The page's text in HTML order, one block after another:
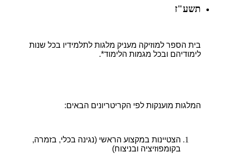
תשע"ז
בית הספר למוזיקה מעניק מלגות לתלמידיו בכל שנות
לימודיהם ובכל מגמות הלימוד*.
המלגות מוענקות לפי הקריטריונים הבאים:
הצטיינות במקצוע הראשי (נגינה בכלי, בזמרה,
בקומפוזיציה ובניצוח)